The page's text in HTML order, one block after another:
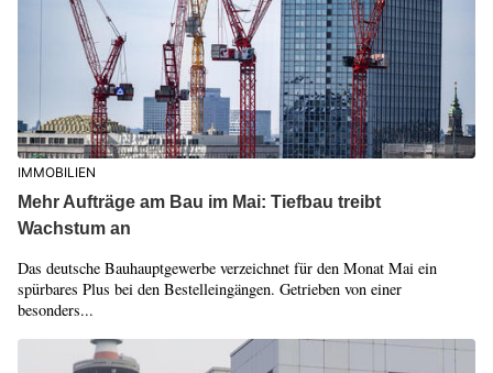
IMMOBILIEN
Mehr Aufträge am Bau im Mai: Tiefbau treibt
Wachstum an
Das deutsche Bauhauptgewerbe verzeichnet für den Monat Mai ein
spürbares Plus bei den Bestelleingängen. Getrieben von einer
besonders...